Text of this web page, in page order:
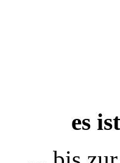
es